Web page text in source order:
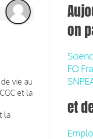
vie au
et la
la
on
FO
et